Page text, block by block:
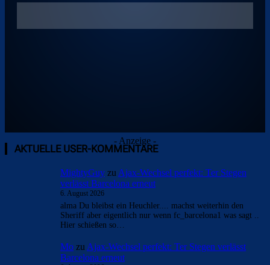
- Anzeige -
AKTUELLE USER-KOMMENTARE
MightyGuy zu Ajax-Wechsel perfekt: Ter Stegen
verlässt Barcelona erneut
6. August 2026
alma Du bleibst ein Heuchler.... machst weiterhin den
Sheriff aber eigentlich nur wenn fc_barcelona1 was sagt ..
Hier schießen so…
Mo zu Ajax-Wechsel perfekt: Ter Stegen verlässt
Barcelona erneut